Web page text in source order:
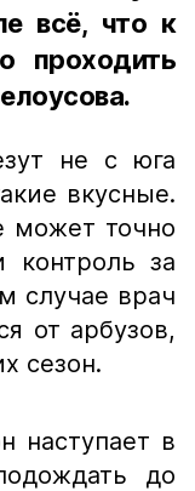
всё, что к
проходить
не с юга
вкусные.
может точно
контроль за
случае врач
от арбузов,
сезон.
наступает в
до